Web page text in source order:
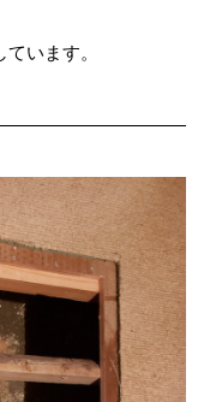
います。